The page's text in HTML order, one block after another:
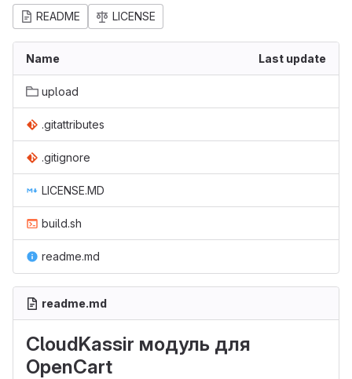
README LICENSE
Name Last update
upload
.gitattributes
.gitignore
LICENSE.MD
build.sh
readme.md
readme.md
CloudKassir модуль для
OpenCart